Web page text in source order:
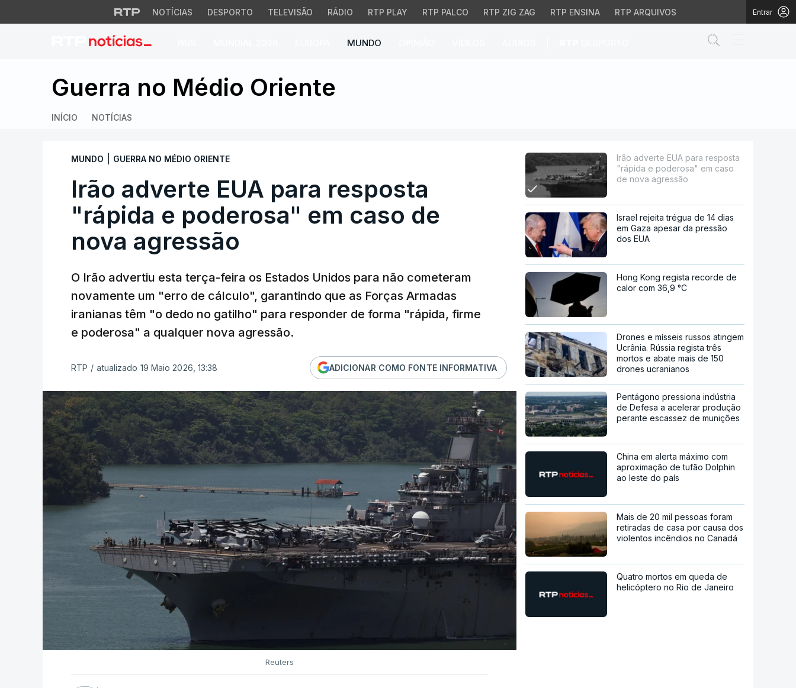
NOTÍCIAS DESPORTO TELEVISÃO RÁDIO RTP PLAY RTP PALCO RTP ZIG ZAG RTP ENSINA RTP ARQUIVOS Entrar
MUNDO
Irão adverte EUA para resposta "rápida e poderosa" em caso de
Guerra no Médio Oriente
INÍCIO NOTÍCIAS
MUNDO GUERRA NO MÉDIO ORIENTE
Irão adverte EUA para resposta
"rápida e poderosa" em caso de
nova agressão
O Irão advertiu esta terça-feira os Estados Unidos para não cometeram
novamente um "erro de cálculo", garantindo que as Forças Armadas
iranianas têm "o dedo no gatilho" para responder de forma "rápida, firme
e poderosa" a qualquer nova agressão.
RTP / atualizado 19 Maio 2026, 13:38 ADICIONAR COMO FONTE INFORMATIVA
Reuters
Irão adverte EUA para resposta
"rápida e poderosa" em caso
de nova agressão
Israel rejeita trégua de 14 dias
em Gaza apesar da pressão
dos EUA
Hong Kong regista recorde de
calor com 36,9 °C
Drones e mísseis russos atingem
Ucrânia. Rússia regista três
mortos e abate mais de 150
drones ucranianos
Pentágono pressiona indústria
de Defesa a acelerar produção
perante escassez de munições
China em alerta máximo com
aproximação de tufão Dolphin
ao leste do país
Mais de 20 mil pessoas foram
retiradas de casa por causa dos
violentos incêndios no Canadá
Quatro mortos em queda de
helicóptero no Rio de Janeiro